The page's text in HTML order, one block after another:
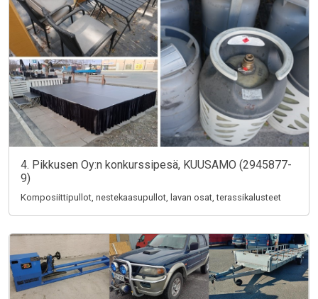
4. Pikkusen Oy:n konkurssipesä, KUUSAMO (2945877-
9)
Komposiittipullot, nestekaasupullot, lavan osat, terassikalusteet